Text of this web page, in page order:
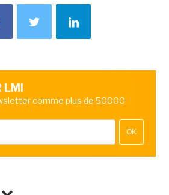
comme plus de 50000
OK